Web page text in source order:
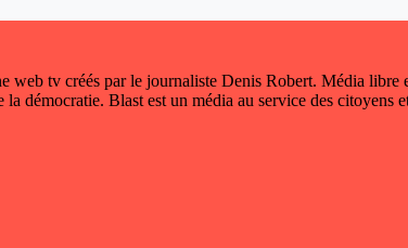
web tv créés par le journaliste Denis Robert. Média
démocratie. Blast est un média au service des citoyens